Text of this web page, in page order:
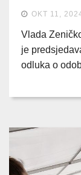
OKT 11,
Vlada
je
odluka o